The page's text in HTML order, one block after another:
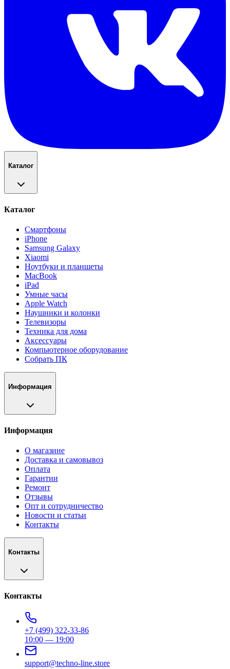
Каталог
Каталог
Смартфоны
iPhone
Samsung Galaxy
Xiaomi
Ноутбуки и планшеты
MacBook
iPad
Умные часы
Apple Watch
Наушники и колонки
Телевизоры
Техника для дома
Аксессуары
Компьютерное оборудование
Собрать ПК
Информация
Информация
О магазине
Доставка и самовывоз
Оплата
Гарантии
Ремонт
Отзывы
Опт и сотрудничество
Новости и статьи
Контакты
Контакты
Контакты
+7 (499) 322-33-86
10:00 — 19:00
support@techno-line.store